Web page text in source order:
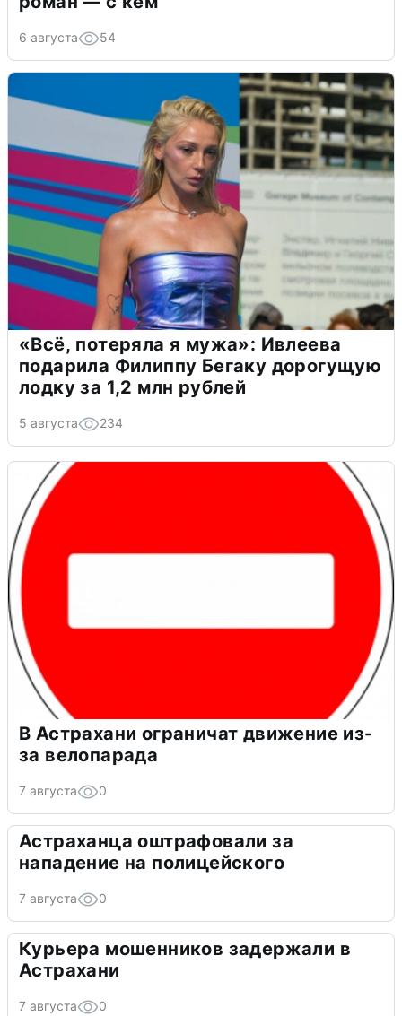
6 августа 54
«Всё, потеряла я мужа»: Ивлеева
подарила Филиппу Бегаку дорогущую
лодку за 1,2 млн рублей
5 августа 234
В Астрахани ограничат движение из-
за велопарада
7 августа 0
Астраханца оштрафовали за
нападение на полицейского
7 августа 0
Курьера мошенников задержали в
Астрахани
7 августа 0